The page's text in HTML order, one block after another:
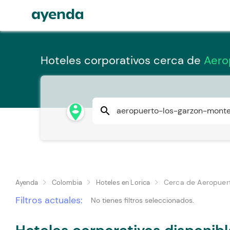
Hoteles corporativos cerca de
person_pin_circle search
Ayenda Colombia Hoteles en Lorica Cerca de
Filtros actuales: No tienes filtros seleccionados.